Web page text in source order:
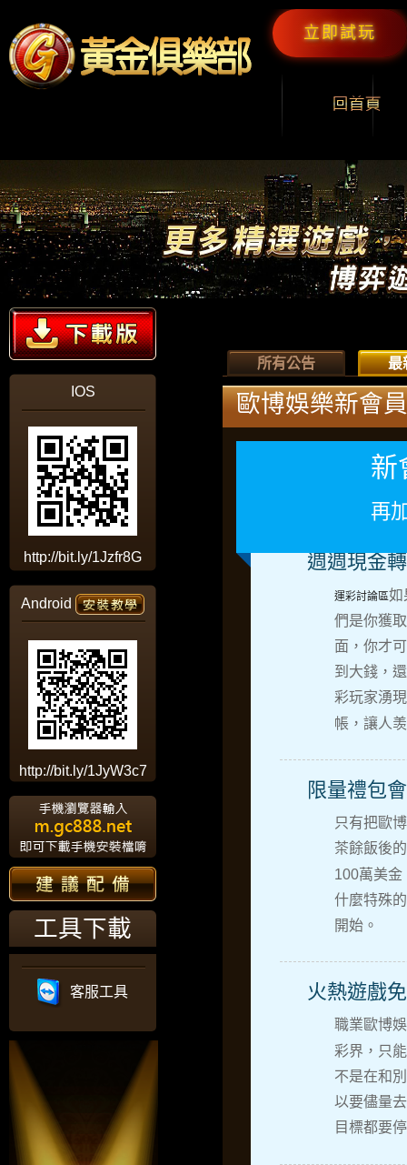
立即試玩
IOS
http://bit.ly/1Jzfr8G
Android
http://bit.ly/1JyW3c7
工具下載
客服工具
所有公告 最
歐博娛樂新會
新
再
週週現金
運彩討論區如
們是你獲
面，你才
到大錢，
彩玩家湧
帳，讓人
限量禮包
只有把歐
茶餘飯後
100萬美金
什麼特殊
開始。
火熱遊戲
職業歐博
彩界，只
不是在和
以要儘量
目標都要